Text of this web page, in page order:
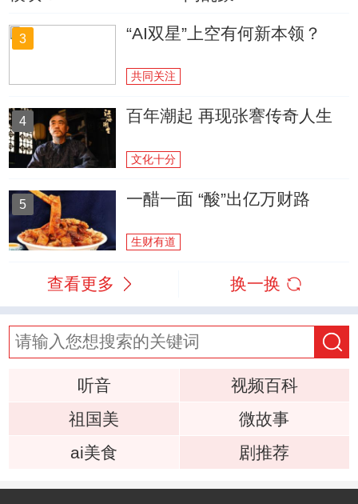
3 “AI双星”上空有何新本领？
共同关注
4 百年潮起 再现张謇传奇人生
文化十分
5 一醋一面 “酸”出亿万财路
生财有道
查看更多 换一换
听音
视频百科
祖国美
微故事
ai美食
剧推荐